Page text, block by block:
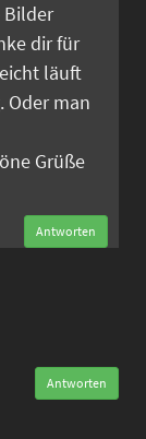
Bilder
dir für
läuft
Oder man
Grüße
Antworten
Antworten